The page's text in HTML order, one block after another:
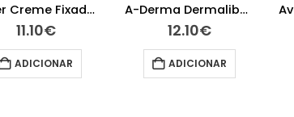
A-Derma Dermalibour Creme Reparador 50 ml
12.10€
ADICIONAR
Avene Couvrance Po Mosaico Bronzeado 9 G
25.95€
LER MAIS